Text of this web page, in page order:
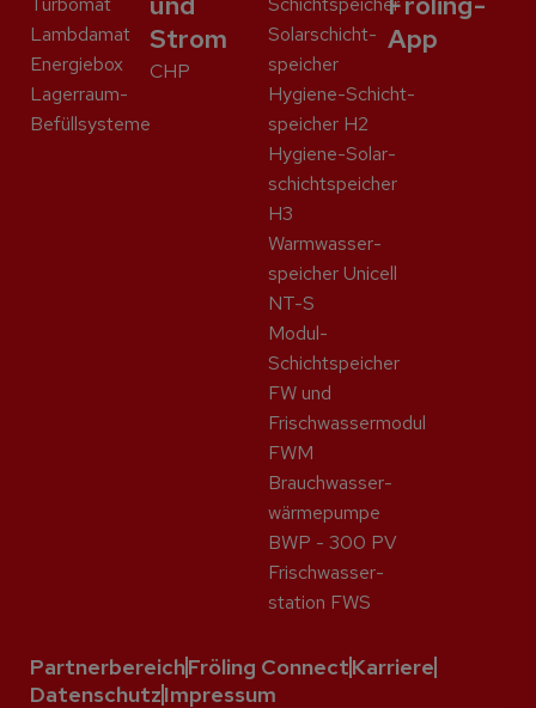
Lambdamat
Energiebox
Lagerraum-
Befüllsysteme
Strom
CHP
Solar­schicht­
speicher
Hygiene-Schicht­
speicher H2
Hygiene-Solar­
schicht­speicher
H3
Warmwasser­
speicher Unicell
NT-S
Modul-
Schichtspeicher
FW und
Frischwassermodul
FWM
Brauchwasser­
wärme­pumpe
BWP - 300 PV
Frisch­wasser­
station FWS
App
PartnerbereichFröling ConnectKarriere
DatenschutzImpressum